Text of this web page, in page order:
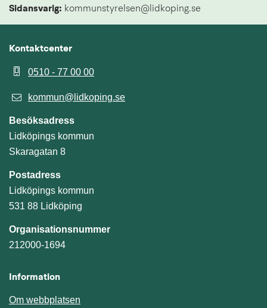
Sidansvarig: kommunstyrelsen@lidkoping.se
Kontaktcenter
0510 - 77 00 00
kommun@lidkoping.se
Besöksadress
Lidköpings kommun
Skaragatan 8
Postadress
Lidköpings kommun
531 88 Lidköping
Organisationsnummer
212000-1694
Information
Om webbplatsen